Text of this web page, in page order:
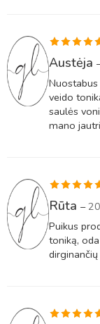
Įvertinimas:
Austėja
veido
saulės
mano
Įvertinimas:
Rūta –
Puikus
toniką,